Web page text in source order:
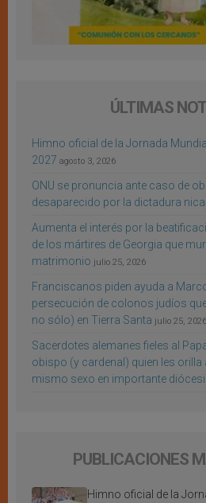
ÚLTIMAS
Himno oficial de la Jornada
2027 agosto 3, 2026
ONU se pronuncia ante caso de
desaparecido por la dictadura
Aumenta el interés por la
de los mártires de Georgia que
matrimonio julio 25, 2026
Franciscanos piden ayuda a
persecución de colonos judíos
no sólo) en Tierra Santa julio 25, 2026
Sacerdotes alemanes fieles al
obispo (y cardenal) quien les orilla
mismo sexo en importante
PUBLICACIONES
Himno oficial de la